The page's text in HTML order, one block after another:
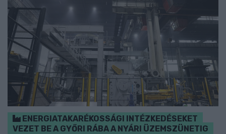
ENERGIATAKARÉKOSSÁGI INTÉZKEDÉSEKET
VEZET BE A GYŐRI RÁBA A NYÁRI ÜZEMSZÜNETIG